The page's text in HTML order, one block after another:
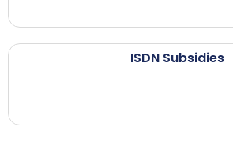
ISDN Subsidies